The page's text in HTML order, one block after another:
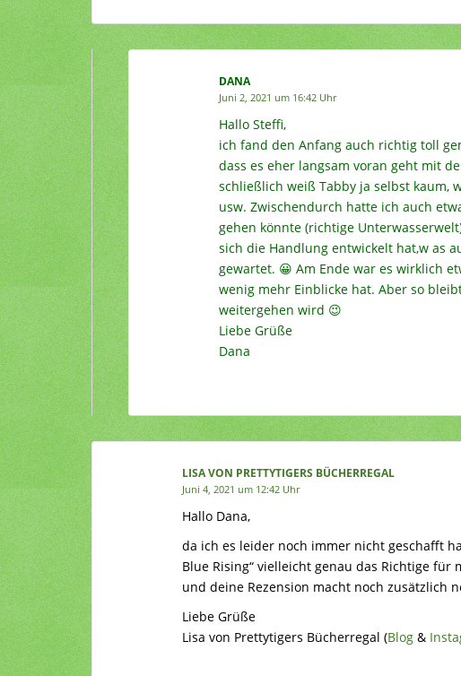
DANA
Juni 2, 2021 um 16:42 Uhr
Hallo Steffi,
ich fand den Anfang auch richtig toll
dass es eher langsam voran geht mit
schließlich weiß Tabby ja selbst kaum,
usw. Zwischendurch hatte ich auch
gehen könnte (richtige
sich die Handlung entwickelt hat,w as
gewartet. 😀 Am Ende war es wirklich
wenig mehr Einblicke hat. Aber so
weitergehen wird 😉
Liebe Grüße
Dana
LISA VON PRETTYTIGERS BÜCHERREGAL
Juni 4, 2021 um 12:42 Uhr
Hallo Dana,
da ich es leider noch immer nicht geschafft
Blue Rising“ vielleicht genau das Richtige
und deine Rezension macht noch zusätzlich
Liebe Grüße
Lisa von Prettytigers Bücherregal (Blog &